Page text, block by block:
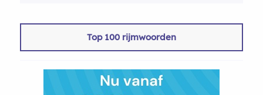
Top 100 rijmwoorden